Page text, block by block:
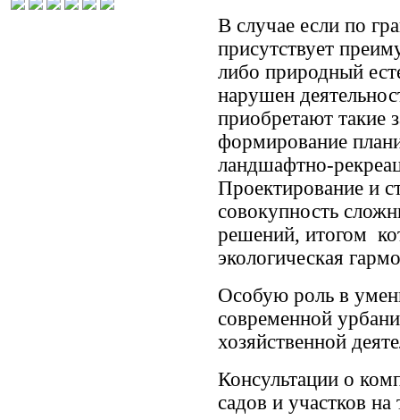
В случае если по
присутствует
либо природный
нарушен
приобретают такие
формирование
ландшафтно-
Проектирование и
совокупность
решений, итогом
экологическая
Особую роль в
современной
хозяйственной
Консультации о
садов и участков